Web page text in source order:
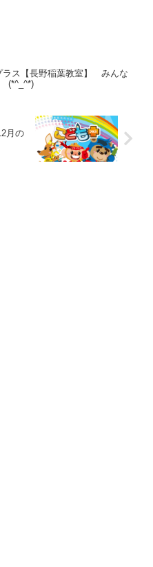
ラス【長野稲葉教室】 みんな
(*^_^*)
月の